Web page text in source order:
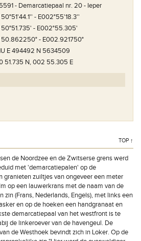
- Demarcatiepaal nr. 20 - Ieper
50°51'44.1'' - E002°55'18.3''
50°51.735' - E002°55.305'
50.862250° - E002.921750°
E 494492 N 5634509
51.735 N, 002 55.305 E
TOP ↑
de Noordzee en de Zwitserse grens werd
met 'demarcatiepalen' op de
granieten zuiltjes van ongeveer een meter
op een lauwerkrans met de naam van de
zin (Frans, Nederlands, Engels), met links een
en op de hoeken een handgranaat en
demarcatiepaal van het westfront is te
de linkeroever van de havengeul. De
de Westhoek bevindt zich in Loker. Op de